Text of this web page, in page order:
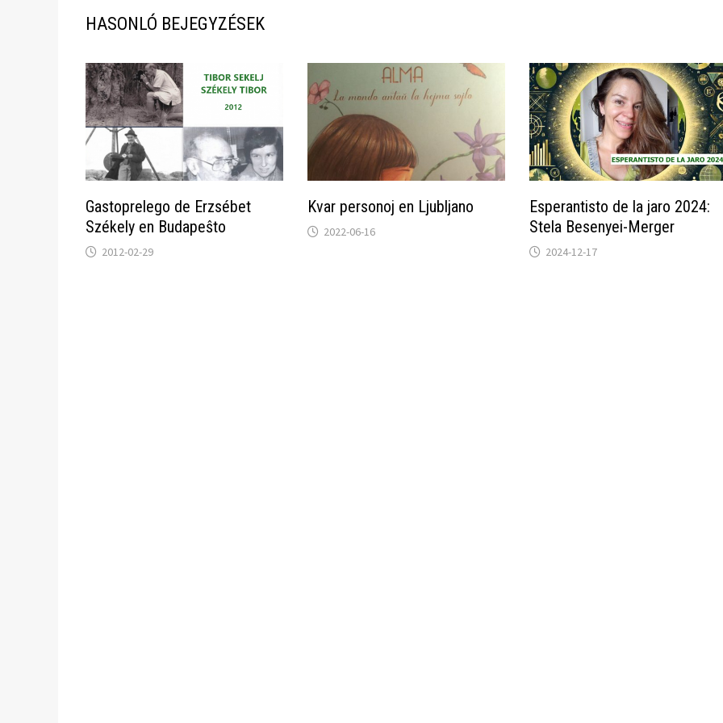
HASONLÓ BEJEGYZÉSEK
Gastoprelego de Erzsébet
Székely en Budapeŝto
2012-02-29
Kvar personoj en Ljubljano
2022-06-16
Esperantisto de la jaro 2024:
Stela Besenyei-Merger
2024-12-17